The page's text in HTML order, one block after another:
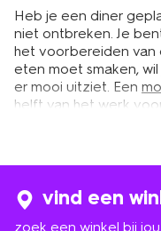
Heb je een diner
niet ontbreken. Je
het voorbereiden van
eten moet smaken,
er mooi uitziet. Een
helft van het werk
dinerkaarsen creëer
tafel. Bij HEMA vind
zitten er mooie
af met een bijpassend
vind een
zoek een winkel bij